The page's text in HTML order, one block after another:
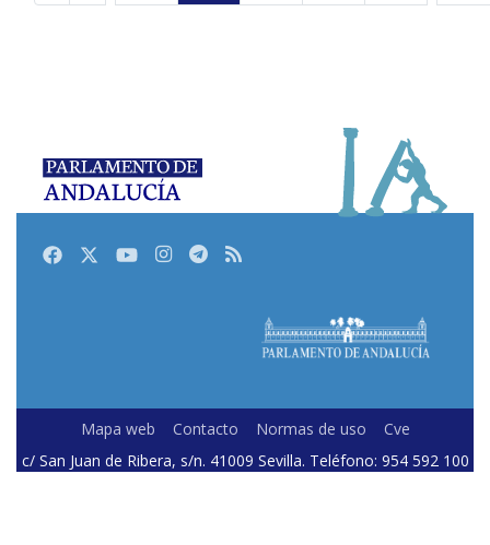
FacebookTwitterYoutubeInstagram
Telegram
RSS
Mapa web Contacto Normas de uso
Cve
c/ San Juan de Ribera, s/n. 41009 Sevilla. Teléfono: 954 592 100